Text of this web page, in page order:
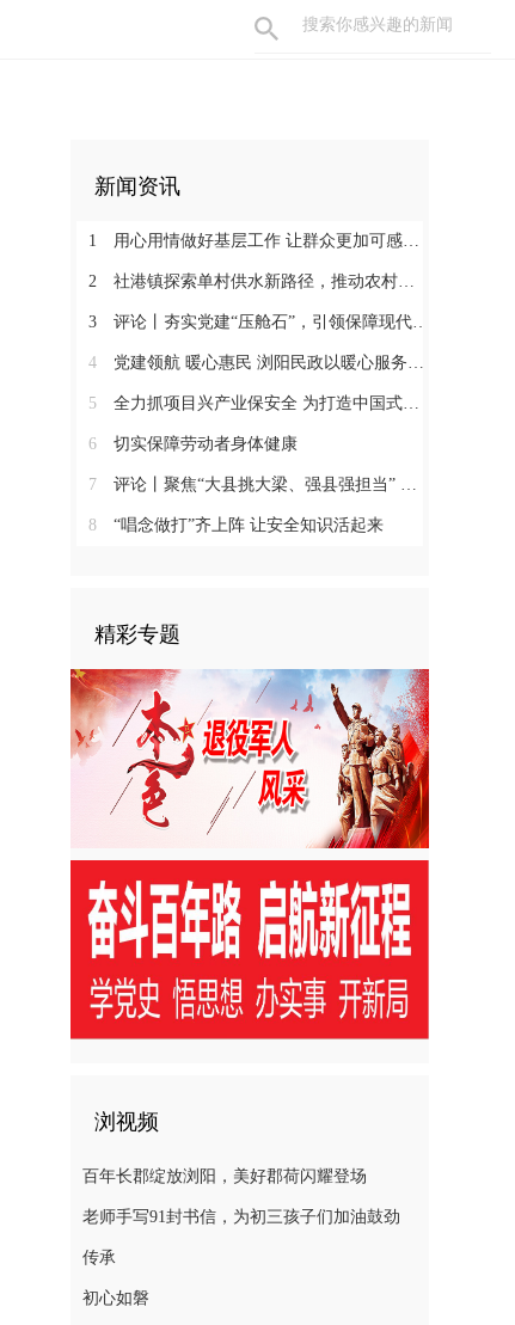
新闻资讯
1 用心用情做好基层工作 让群众更加可感可及
2 社港镇探索单村供水新路径，推动农村安全饮水提质升级
3 评论丨夯实党建“压舱石”，引领保障现代化建设新征程
4 党建领航 暖心惠民 浏阳民政以暖心服务书写惠民答卷
5 全力抓项目兴产业保安全 为打造中国式现代化县域示范作出更大贡献
6 切实保障劳动者身体健康
7 评论丨聚焦“大县挑大梁、强县强担当” 保持定力真抓实干奋发作为
8 “唱念做打”齐上阵 让安全知识活起来
精彩专题
浏视频
百年长郡绽放浏阳，美好郡荷闪耀登场
老师手写91封书信，为初三孩子们加油鼓劲
传承
初心如磐